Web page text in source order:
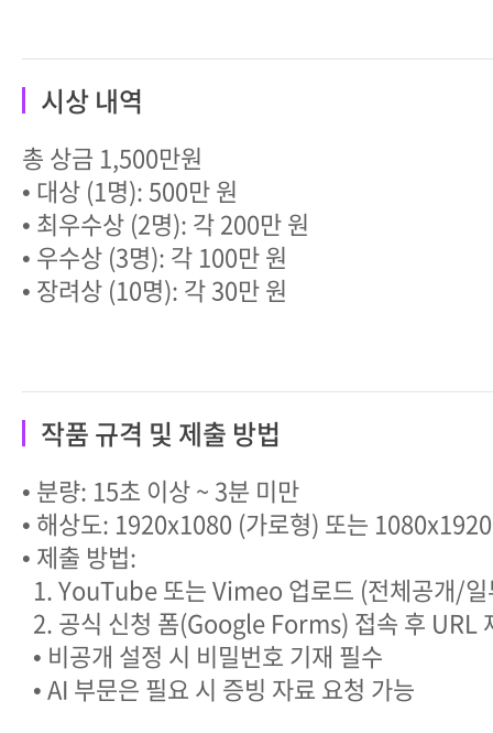
시상 내역
총 상금 1,500만원
• 대상 (1명): 500만 원
• 최우수상 (2명): 각 200만 원
• 우수상 (3명): 각 100만 원
• 장려상 (10명): 각 30만 원
작품 규격 및 제출 방법
• 분량: 15초 이상 ~ 3분 미만
• 해상도: 1920x1080 (가로형) 또는
• 제출 방법:
1. YouTube 또는 Vimeo 업로드 (전체공개/
2. 공식 신청 폼(Google Forms) 접속 후 URL
• 비공개 설정 시 비밀번호 기재 필수
• AI 부문은 필요 시 증빙 자료 요청 가능